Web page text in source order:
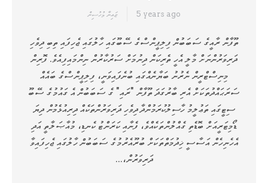
ޒައިނާ މުހުސިން 5 years ago
ތޫފާން ރާއީގެ ސަބަބުން ފިލިޕީންސްގެ ސޭބޫގައި ހާލުގައި ޖެހިފައި ތިބި ދިވެހި
ދަރިވަރުންނަށް މާލީ އެހީ ތެރިކަން ދިނުމަށް ސަރުކާރުން ނިންމައިފިއެވެ. ފޮރިން
މިނިސްޓްރީން ނެރުނު ބަޔާނެއްގައި ބުނެފައިވަނީ، ފިލިޕީންސްގެ ބައެއް
ސަރަޙައްދުތަކަށް އެރި ބާރުގަދަ ތޫފާން "ރައި" ގެ ސަބަބުން އެ ގައުމުގެ ސޭބޫ
ސިޓީގައި ތަޢުލީމު ހާސިލުކުރަމުންދާ ދިވެހި ދަރިވަރުންތަކެއް ދިރިއުޅެމުން ދިޔަ
ޑޯމިޓަރީއަށް ބޮޑެތި ގެއްލުންތަކެއްވެ، ފެނާއި ކަރަންޓު ކެނޑި، މުއާޞަލާތީ އަދި
އެހެނިހެން އަސާސީ ޚިދުމަތްތަކަށް ބުރޫއެރުމުގެ ސަބަބުން ހާލުގައި ޖެހިފައިވާ
ދަރިވަރުން،…